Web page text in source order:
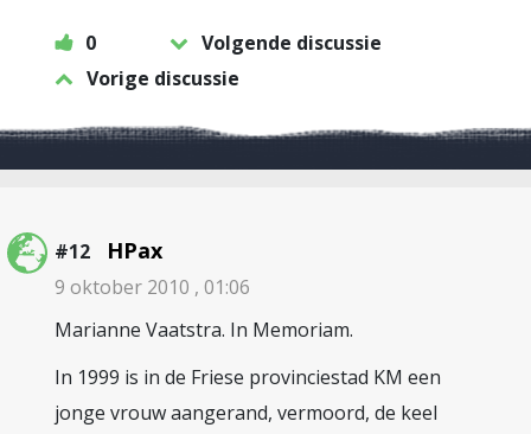
0
Volgende discussie
Vorige discussie
#12 HPax
9 oktober 2010 , 01:06
Marianne Vaatstra. In Memoriam.
In 1999 is in de Friese provinciestad KM een
jonge vrouw aangerand, vermoord, de keel